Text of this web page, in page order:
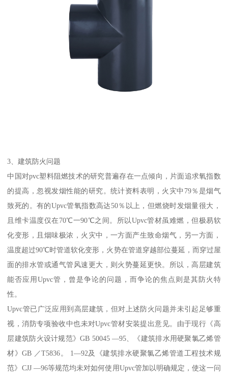
3、建筑防火问题
中国对pvc塑料阻燃技术的研究普遍存在一点倾向，片面追求氧指数
的提高，忽视发烟性能的研究。统计资料表明，火灾中79％是烟气
致死的。有的Upvc管氧指数高达50％以上，但燃烧时发烟量很大，
且维卡温度仅在70℃一90℃之间。所以Upvc管材虽难燃，但极易软
化变形，且烟味极浓，火灾中，一方面产生致命烟气，另一方面，
温度超过90℃时管道软化变形，火势在管道穿越部位蔓延，而穿过屋
面的排水管或通气管风速更大，则火势蔓延更快。所以，高层建筑
能否应用Upvc管，曾是争论的问题，而争论的焦点则是其防火特
性。
Upvc管已广泛应用到高层建筑，但对上述防火问题并未引起足够重
视，消防专项验收中也未对Upvc管材安装提出意见。由于现行《高
层建筑防火设计规范》GB 50045 —95、《建筑排水用硬聚氯乙烯管
材》GB ／T5836。 1—92及《建筑排水硬聚氯乙烯管道工程技术规
范》CJJ —96等规范均未对如何使用Upvc管加以明确规定，使这一问